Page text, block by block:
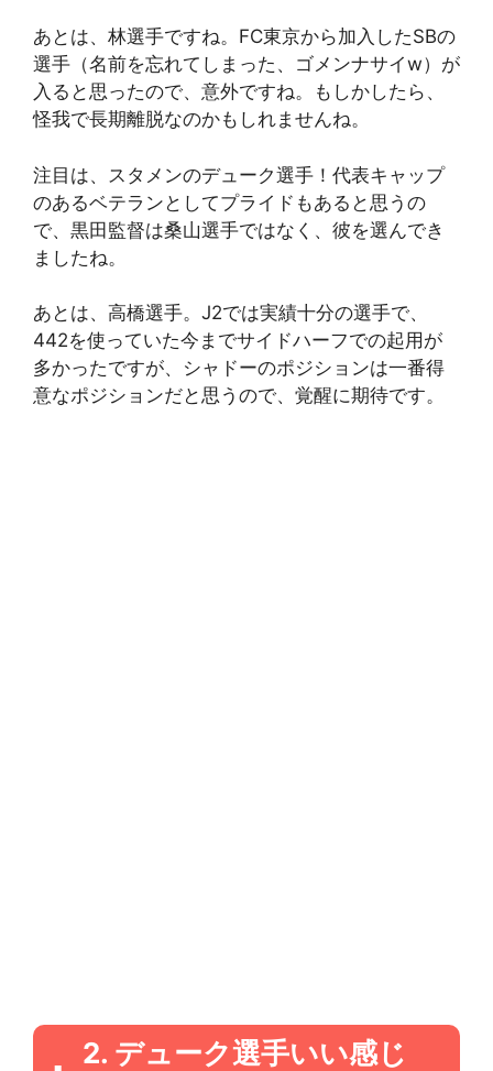
あとは、林選手ですね。FC東京から加入したSBの
選手（名前を忘れてしまった、ゴメンナサイw）が
入ると思ったので、意外ですね。もしかしたら、
怪我で長期離脱なのかもしれませんね。
注目は、スタメンのデューク選手！代表キャップ
のあるベテランとしてプライドもあると思うの
で、黒田監督は桑山選手ではなく、彼を選んでき
ましたね。
あとは、高橋選手。J2では実績十分の選手で、
442を使っていた今までサイドハーフでの起用が
多かったですが、シャドーのポジションは一番得
意なポジションだと思うので、覚醒に期待です。
2. デューク選手いい感じ